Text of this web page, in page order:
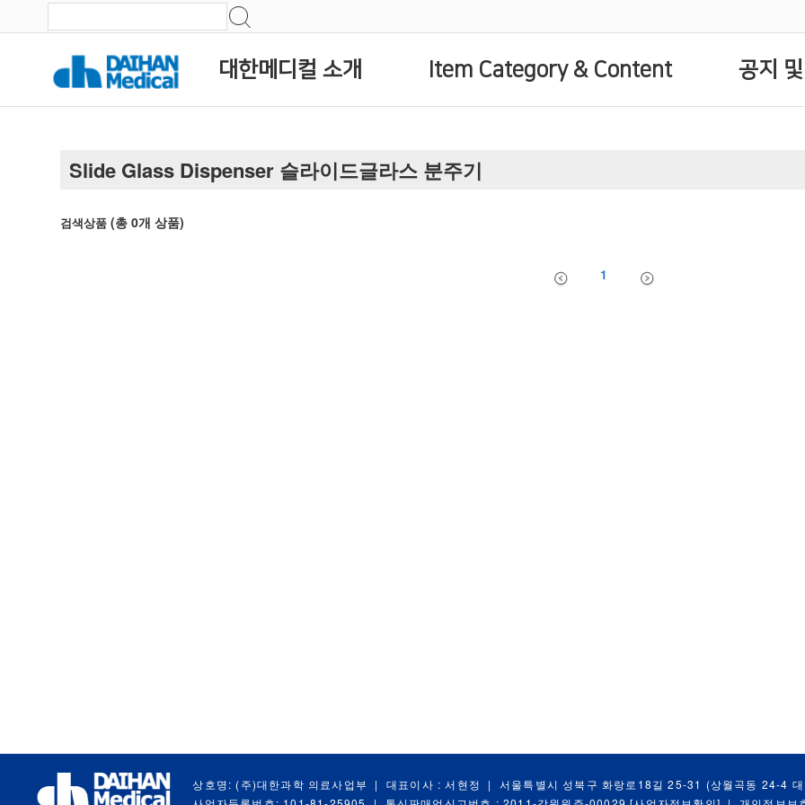
대한메디컬 소개 Item Category & Content 공지
Slide Glass Dispenser 슬라이드글라스 분주기
검색상품 (총0개 상품)
1
상호명: (주)대한과학 의료사업부 | 대표이사 : 서현정 |
서울특별시 성북구 화랑로18길 25-31 (상월곡동 24-4